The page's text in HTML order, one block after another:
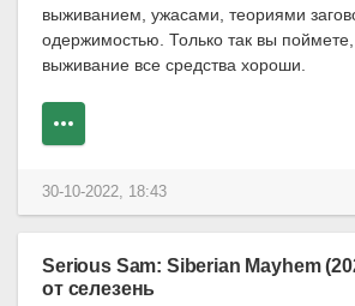
выживанием, ужасами, теориями
одержимостью. Только так вы поймете,
выживание все средства хороши.
30-10-2022, 18:43
Serious Sam: Siberian Mayhem
от селезень